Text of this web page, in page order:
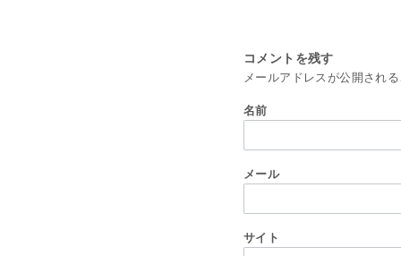
コメントを残す
メールアドレスが公開され
名前
メール
サイト